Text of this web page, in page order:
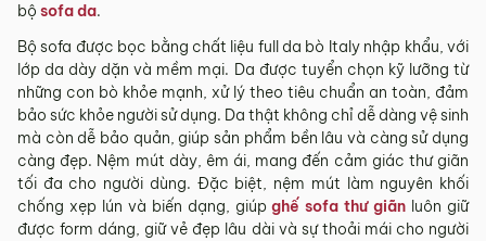
bộ sofa da.
Bộ sofa được bọc bằng chất liệu full da bò Italy nhập khẩu, với
lớp da dày dặn và mềm mại. Da được tuyển chọn kỹ lưỡng từ
những con bò khỏe mạnh, xử lý theo tiêu chuẩn an toàn, đảm
bảo sức khỏe người sử dụng. Da thật không chỉ dễ dàng vệ sinh
mà còn dễ bảo quản, giúp sản phẩm bền lâu và càng sử dụng
càng đẹp. Nệm mút dày, êm ái, mang đến cảm giác thư giãn
tối đa cho người dùng. Đặc biệt, nệm mút làm nguyên khối
chống xẹp lún và biến dạng, giúpghế sofa thư giãn luôn giữ
được form dáng, giữ vẻ đẹp lâu dài và sự thoải mái cho người
4.1. Các trường hợp được đổi trả sản phẩm
Sản phẩm bị lỗi do nhà sản xuất.
Giao sai sản phẩm, sai mẫu mã so với đơn hàng.
Sản phẩm hư hỏng trong quá trình vận chuyển (rách, xước,
vỡ…).
Sản phẩm còn nguyên tình trạng ban đầu, chưa qua sử
dụng, còn nguyên chứng từ mua hàng do MyChair cung
cấp có chữ ký của bên bán và bên mua.